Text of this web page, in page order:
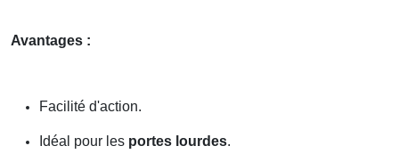
Avantages :
Facilité d'action.
Idéal pour les portes lourdes.